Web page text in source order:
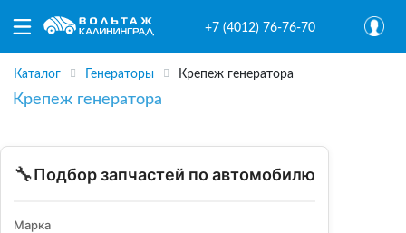
+7 (4012) 76-76-70
Каталог Генераторы Крепеж генератора
Крепеж генератора
🔧Подбор запчастей по автомобилю
Марка